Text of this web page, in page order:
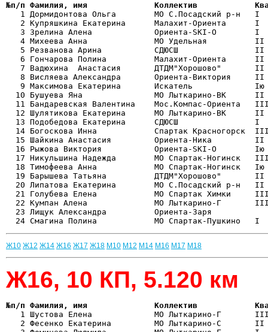
№п/п Фамилия, имя              Коллектив            Квал
1 Дормидонтова Ольга        МО С.Посадский
2 Купряшкина Екатерина      Малахит-Ориента
3 Зрелина Алена             Ориента-SKI-O
4 Михеева Анна              МО Удельная
5 Резванова Арина           СДЮСШ
6 Гончарова Полина          Малахит-Ориента
7 Вадюхина  Анастасия       ДТДМ"Хорошово"
8 Висляева Александра       Ориента-Виктория
9 Максимова Екатерина       Искатель
10 Бушуева Яна               МО Лыткарино-ВК
11 Бандаревская Валентина    Мос.Компас-Ориента
12 Шулятикова Екатерина      МО Лыткарино-ВК
13 Подобедова Екатерина      СДЮСШ
14 Богоскова Инна            Спартак
15 Шайкина Анастасия         Ориента-Ника
16 Рыжова Виктория           Ориента-SKI-O
17 Никульшина Надежда        МО Спартак-Ногинск
18 Тимофеева Анна            МО Спартак-Ногинск
19 Барышева Татьяна          ДТДМ"Хорошово"
20 Липатова Екатерина        МО С.Посадский р-н
21 Голубева Елена            МО Спартак Химки
22 Кумпан Алена              МО Лыткарино-Г
23 Лищук Александра          Ориента-Заря
Ж10 Ж12 Ж14 Ж16 Ж17 Ж18 М10 М12 М14 М16 М17 М18
Ж16, 10 КП, 5.120 км
№п/п Фамилия, имя              Коллектив            Квал
1 Шустова Елена             МО Лыткарино-Г
2 Фесенко Екатерина         МО Лыткарино-С